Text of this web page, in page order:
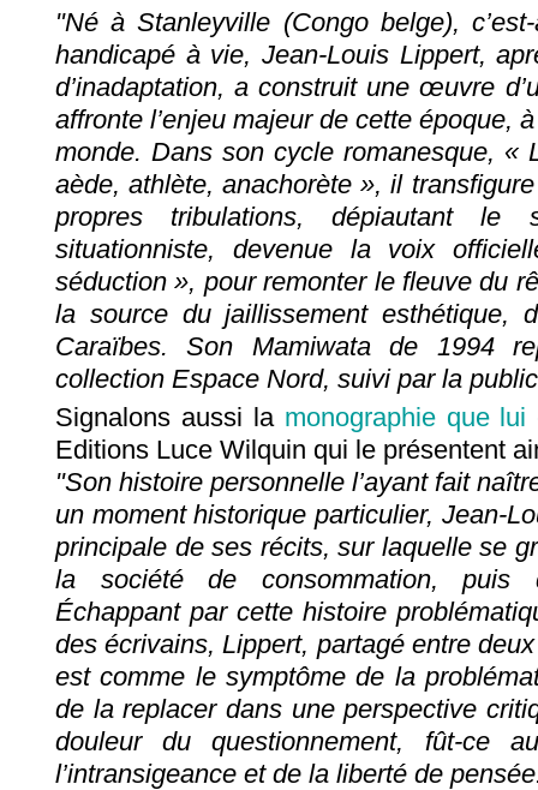
"Né à Stanleyville (Congo belge),
handicapé à vie, Jean-Louis Lippert,
d’inadaptation, a construit une œuvre
affronte l’enjeu majeur de cette époque,
monde. Dans son cycle romanesque, «
aède, athlète, anachorète », il
propres tribulations, dépiautant le
situationniste, devenue la voix
séduction », pour remonter le fleuve du
la source du jaillissement esthétique,
Caraïbes. Son Mamiwata de 1994
collection Espace Nord, suivi par la
Signalons aussi la monographie que
Editions Luce Wilquin qui le présentent
"Son histoire personnelle l’ayant fait
un moment historique particulier, Jean-
principale de ses récits, sur laquelle se
la société de consommation, puis
Échappant par cette histoire
des écrivains, Lippert, partagé entre
est comme le symptôme de la
de la replacer dans une perspective
douleur du questionnement, fût-ce
l’intransigeance et de la liberté de